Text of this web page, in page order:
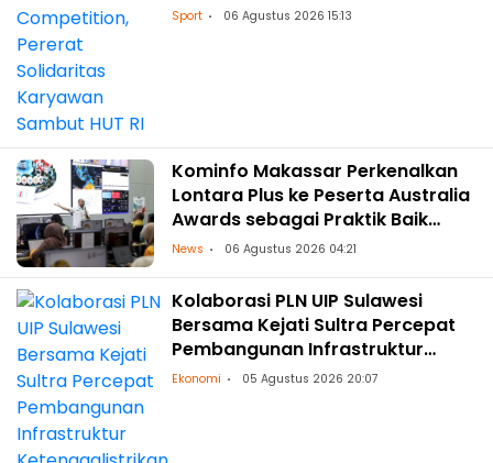
Sport 06 Agustus 2026 15:13
Kominfo Makassar Perkenalkan
Lontara Plus ke Peserta Australia
Awards sebagai Praktik Baik
Transformasi Digital
News 06 Agustus 2026 04:21
Kolaborasi PLN UIP Sulawesi
Bersama Kejati Sultra Percepat
Pembangunan Infrastruktur
Ketenagalistrikan
Ekonomi 05 Agustus 2026 20:07